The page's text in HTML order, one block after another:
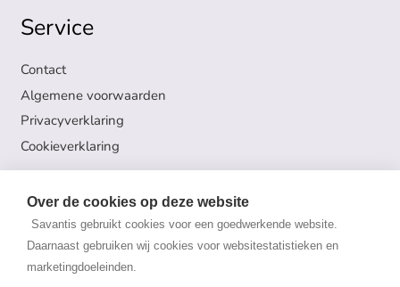
Over de cookies op deze website
Savantis gebruikt cookies voor een goedwerkende website.
Daarnaast gebruiken wij cookies voor websitestatistieken en
marketingdoeleinden.
Service
Contact
Algemene voorwaarden
Privacyverklaring
Cookieverklaring
Volg ons
Onderwijs en Examens